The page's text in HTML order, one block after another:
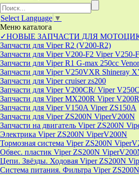
Select Language ▼
Меню каталога
✓НОВЫЕ ЗАПЧАСТИ ДЛЯ
Запчасти для Viper R2 (V200-R2)
Запчасти для Viper V200-F2 Viper V250-
Запчасти для Viper R1 G-max 250cc
Запчасти для Viper V250VXR Shineray
Запчасти для Viper cruiser zs200
Запчасти для Viper V200CR/ Viper
Запчасти для Viper MX200R Viper V200R
Запчасти для Viper V150A Viper ZS150A
Запчасти для Viper ZS200N ViperV200N
Запчасти на двигатель Viper ZS200N
Электрика Viper ZS200N ViperV200N
Тормозная система Viper ZS200N
Обвес. пластик Viper ZS200N
Цепи. Звёзды. Ходовая Viper ZS200N
Система питания. Фильтра Viper